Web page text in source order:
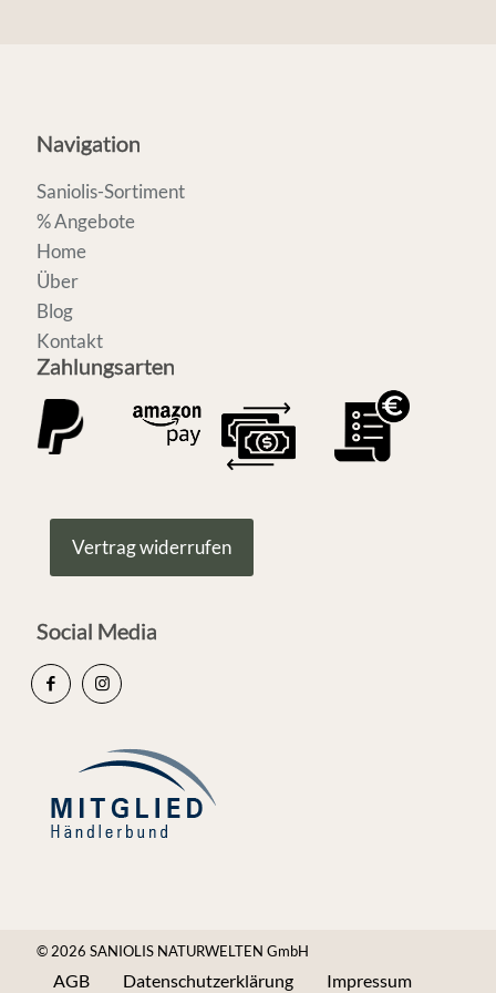
Navigation
Saniolis-Sortiment
% Angebote
Home
Über
Blog
Kontakt
Zahlungsarten
Vertrag widerrufen
Social Media
© 2026 SANIOLIS NATURWELTEN GmbH
AGB Datenschutzerklärung Impressum